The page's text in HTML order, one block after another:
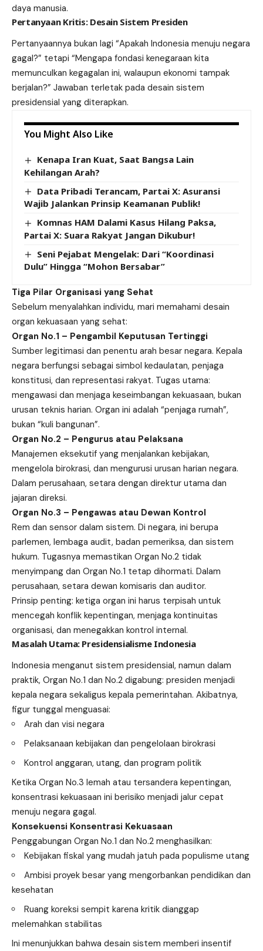
daya manusia.
Pertanyaan Kritis: Desain Sistem Presiden
Pertanyaannya bukan lagi “Apakah Indonesia menuju negara
gagal?” tetapi “Mengapa fondasi kenegaraan kita
memunculkan kegagalan ini, walaupun ekonomi tampak
berjalan?” Jawaban terletak pada desain sistem
presidensial yang diterapkan.
You Might Also Like
Kenapa Iran Kuat, Saat Bangsa Lain
Kehilangan Arah?
Data Pribadi Terancam, Partai X: Asuransi
Wajib Jalankan Prinsip Keamanan Publik!
Komnas HAM Dalami Kasus Hilang Paksa,
Partai X: Suara Rakyat Jangan Dikubur!
Seni Pejabat Mengelak: Dari “Koordinasi
Dulu” Hingga “Mohon Bersabar”
Tiga Pilar Organisasi yang Sehat
Sebelum menyalahkan individu, mari memahami desain
organ kekuasaan yang sehat:
Organ No.1 – Pengambil Keputusan Tertinggi
Sumber legitimasi dan penentu arah besar negara. Kepala
negara berfungsi sebagai simbol kedaulatan, penjaga
konstitusi, dan representasi rakyat. Tugas utama:
mengawasi dan menjaga keseimbangan kekuasaan, bukan
urusan teknis harian. Organ ini adalah “penjaga rumah”,
bukan “kuli bangunan”.
Organ No.2 – Pengurus atau Pelaksana
Manajemen eksekutif yang menjalankan kebijakan,
mengelola birokrasi, dan mengurusi urusan harian negara.
Dalam perusahaan, setara dengan direktur utama dan
jajaran direksi.
Organ No.3 – Pengawas atau Dewan Kontrol
Rem dan sensor dalam sistem. Di negara, ini berupa
parlemen, lembaga audit, badan pemeriksa, dan sistem
hukum. Tugasnya memastikan Organ No.2 tidak
menyimpang dan Organ No.1 tetap dihormati. Dalam
perusahaan, setara dewan komisaris dan auditor.
Prinsip penting: ketiga organ ini harus terpisah untuk
mencegah konflik kepentingan, menjaga kontinuitas
organisasi, dan menegakkan kontrol internal.
Masalah Utama: Presidensialisme Indonesia
Indonesia menganut sistem presidensial, namun dalam
praktik, Organ No.1 dan No.2 digabung: presiden menjadi
kepala negara sekaligus kepala pemerintahan. Akibatnya,
figur tunggal menguasai:
Arah dan visi negara
Pelaksanaan kebijakan dan pengelolaan birokrasi
Kontrol anggaran, utang, dan program politik
Ketika Organ No.3 lemah atau tersandera kepentingan,
konsentrasi kekuasaan ini berisiko menjadi jalur cepat
menuju negara gagal.
Konsekuensi Konsentrasi Kekuasaan
Penggabungan Organ No.1 dan No.2 menghasilkan:
Kebijakan fiskal yang mudah jatuh pada populisme utang
Ambisi proyek besar yang mengorbankan pendidikan dan
kesehatan
Ruang koreksi sempit karena kritik dianggap
melemahkan stabilitas
Ini menunjukkan bahwa desain sistem memberi insentif